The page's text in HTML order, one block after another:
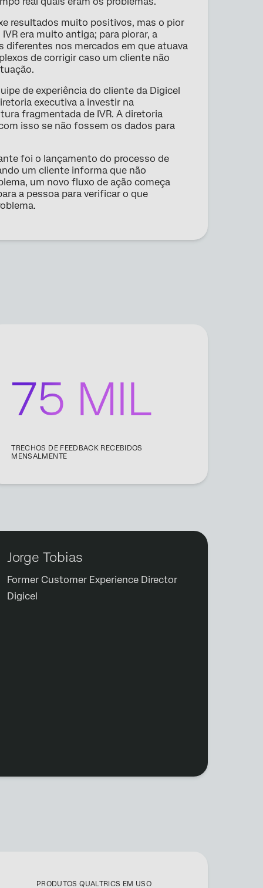
resultados muito positivos, mas o pior
era muito antiga; para piorar, a
diferentes nos mercados em que atuava
de corrigir caso um cliente não
de experiência do cliente da Digicel
executiva a investir na
fragmentada de IVR. A diretoria
isso se não fossem os dados para
foi o lançamento do processo de
um cliente informa que não
um novo fluxo de ação começa
a pessoa para verificar o que
75 MIL
TRECHOS DE FEEDBACK RECEBIDOS
MENSALMENTE
Jorge Tobias
Former Customer Experience Director
Digicel
PRODUTOS QUALTRICS EM USO